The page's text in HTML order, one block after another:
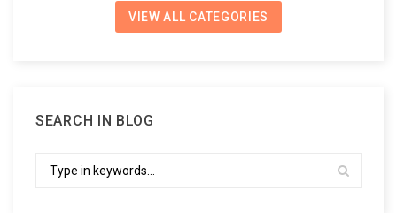
VIEW ALL CATEGORIES
SEARCH IN BLOG